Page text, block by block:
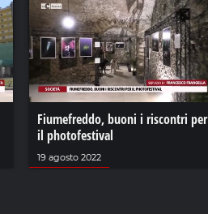
pezzi
18 dicembre 2023
Fiumefreddo, buoni i riscontri per
il photofestival
19 agosto 2022